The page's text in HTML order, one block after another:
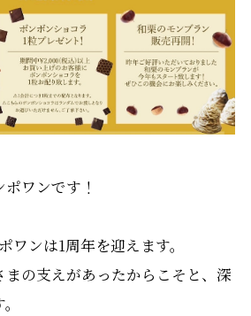
ワンです！
ワンは1周年を迎えます。
まの支えがあったからこそと、深